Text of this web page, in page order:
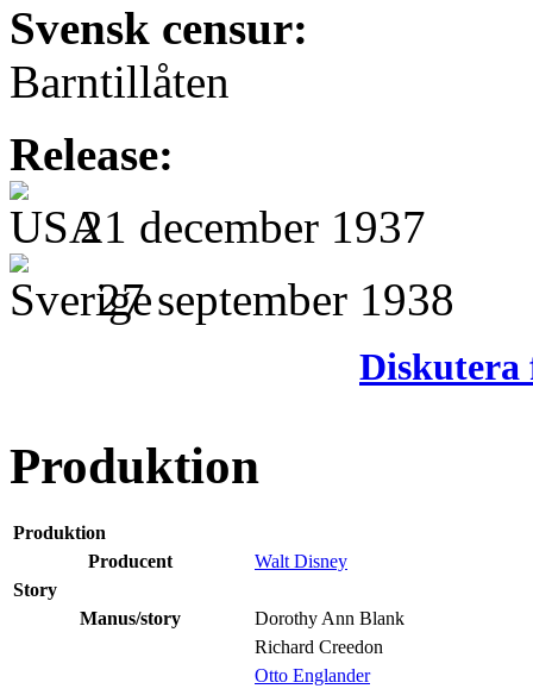
Svensk censur:
Barntillåten
Release:
21 december 1937
27 september 1938
Diskutera
Produktion
Produktion
Producent
Walt Disney
Story
Manus/story
Dorothy Ann Blank
Richard Creedon
Otto Englander